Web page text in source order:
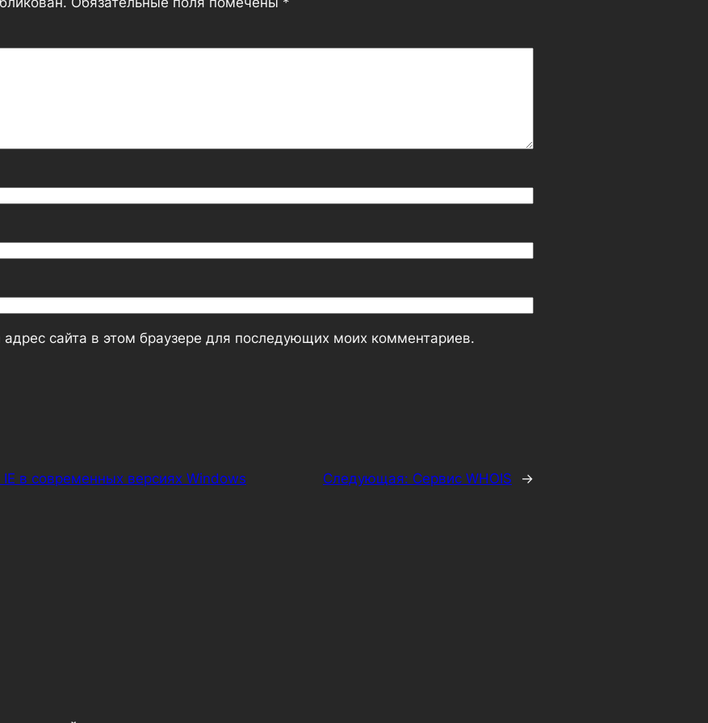
сайта в этом браузере для последующих моих комментариев.
IE в современных версиях Windows Следующая: Сервис WHOIS →